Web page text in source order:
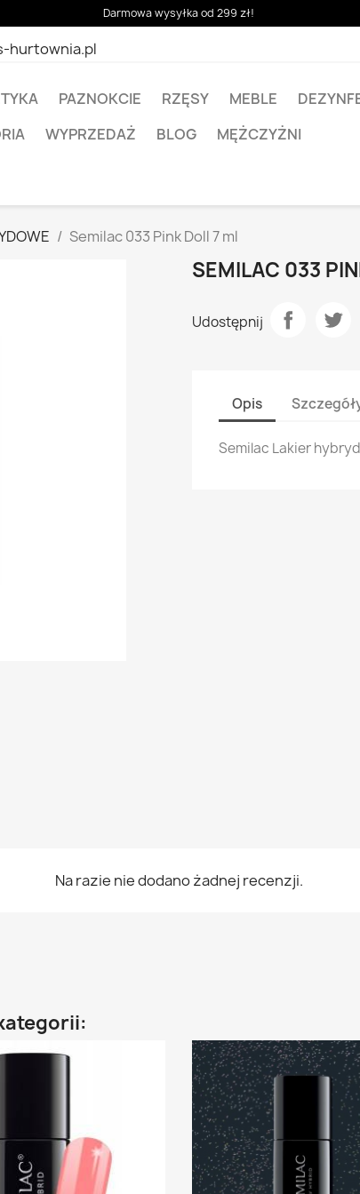
Darmowa wysyłka od 299 zł!
hurtownia.pl
PAZNOKCIE RZĘSY MEBLE
WYPRZEDAŻ BLOG MĘŻCZYŻNI
Semilac 033 Pink Doll 7 ml
SEMILAC 033
Udostępnij
Opis
Semilac Lakier
Na razie nie dodano żadnej recenzji.